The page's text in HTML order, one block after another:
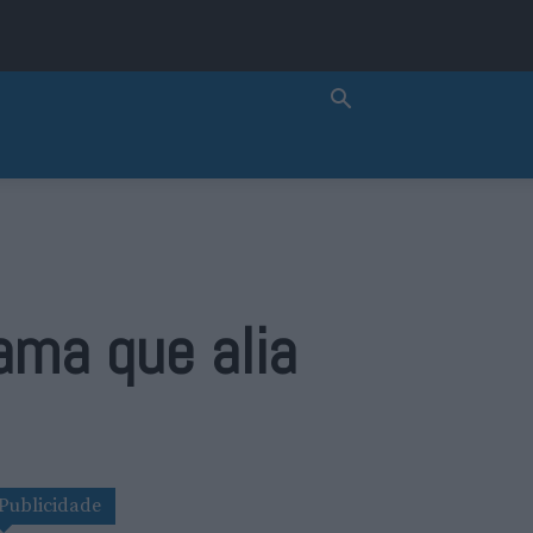
que alia
Publicidade